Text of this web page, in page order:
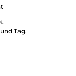
Tag.